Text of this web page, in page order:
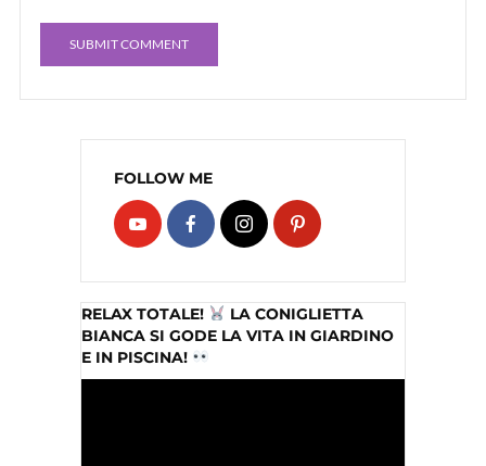
FOLLOW ME
RELAX TOTALE!
LA CONIGLIETTA
BIANCA SI GODE LA VITA IN GIARDINO
E IN PISCINA!